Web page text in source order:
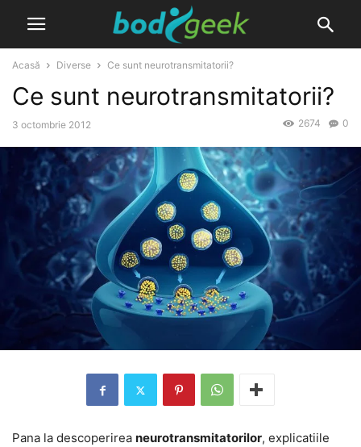
Acasă Diverse Ce sunt neurotransmitatorii?
Ce sunt neurotransmitatorii?
3 octombrie 2012 0
2674
Pana la descoperirea neurotransmitatorilor, explicatiile